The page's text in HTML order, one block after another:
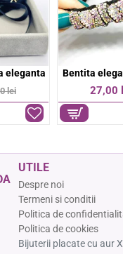
-36%
lei
Bratara
9,00
UTILE
Despre noi
Termeni si conditii
Politica de
Politica de cookies
Bijuterii placate cu aur